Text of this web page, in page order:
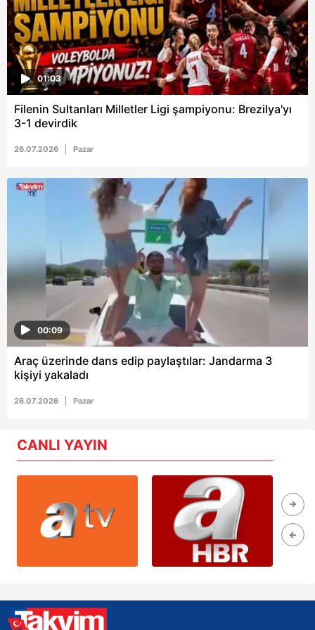
hazırlanmış Aydınlatma Metnimizi okumak ve sitemizde
ilgili mevzuata uygun olarak kullanılan çerezlerle ilgili bilgi
almak için lütfentıklayınız .
01:03
Filenin Sultanları Milletler Ligi şampiyonu: Brezilya'yı
3-1 devirdik
26.07.2026 Pazar
00:09
Araç üzerinde dans edip paylaştılar: Jandarma 3
kişiyi yakaladı
26.07.2026 Pazar
CANLI YAYIN